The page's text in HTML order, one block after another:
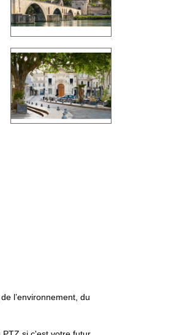
l’environnement, du